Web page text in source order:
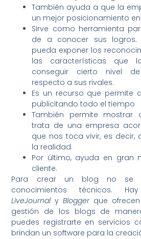
También ayuda a que la
un mejor posicionamiento
Sirve como herramienta
de a conocer sus logros.
pueda exponer los
las características que
conseguir cierto nivel
respecto a sus rivales.
Es un recurso que permite
publicitando todo el tiempo
También permite mostrar
trata de una empresa
que nos toca vivir, es
la realidad.
Por último, ayuda en gran
cliente.
Para crear un blog no se
conocimientos técnicos.
LiveJournalyBloggerque
gestión de los blogs de
puedes registrarte en servicios
brindan un software para la